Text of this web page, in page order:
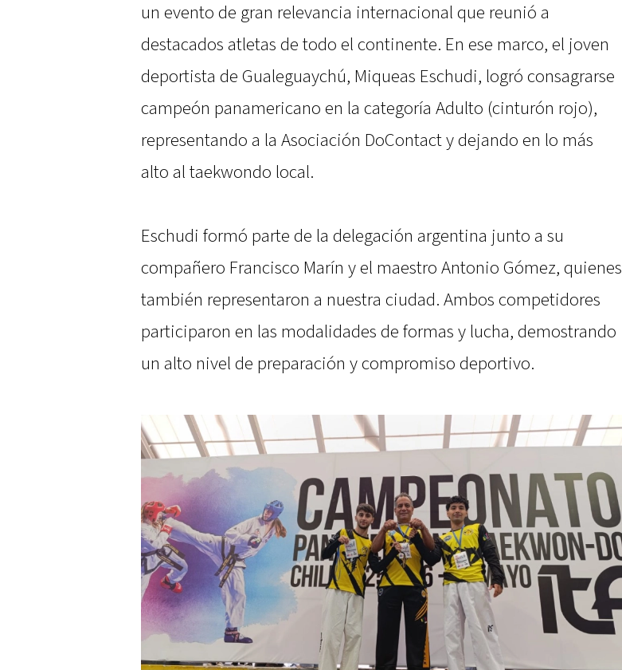
un evento de gran relevancia internacional que reunió a
destacados atletas de todo el continente. En ese marco, el joven
deportista de Gualeguaychú, Miqueas Eschudi, logró consagrarse
campeón panamericano en la categoría Adulto (cinturón rojo),
representando a la Asociación DoContact y dejando en lo más
alto al taekwondo local.
Eschudi formó parte de la delegación argentina junto a su
compañero Francisco Marín y el maestro Antonio Gómez, quienes
también representaron a nuestra ciudad. Ambos competidores
participaron en las modalidades de formas y lucha, demostrando
un alto nivel de preparación y compromiso deportivo.